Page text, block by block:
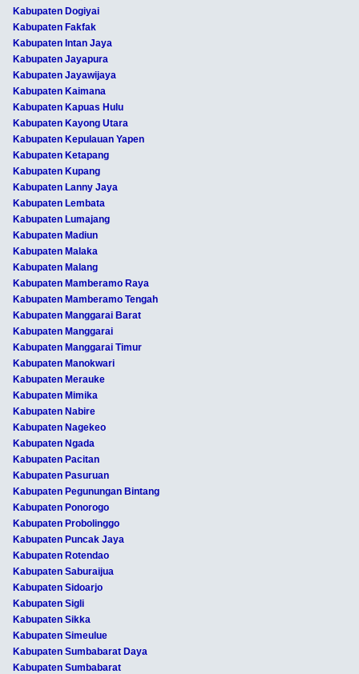
Kabupaten Dogiyai
Kabupaten Fakfak
Kabupaten Intan Jaya
Kabupaten Jayapura
Kabupaten Jayawijaya
Kabupaten Kaimana
Kabupaten Kapuas Hulu
Kabupaten Kayong Utara
Kabupaten Kepulauan Yapen
Kabupaten Ketapang
Kabupaten Kupang
Kabupaten Lanny Jaya
Kabupaten Lembata
Kabupaten Lumajang
Kabupaten Madiun
Kabupaten Malaka
Kabupaten Malang
Kabupaten Mamberamo Raya
Kabupaten Mamberamo Tengah
Kabupaten Manggarai Barat
Kabupaten Manggarai
Kabupaten Manggarai Timur
Kabupaten Manokwari
Kabupaten Merauke
Kabupaten Mimika
Kabupaten Nabire
Kabupaten Nagekeo
Kabupaten Ngada
Kabupaten Pacitan
Kabupaten Pasuruan
Kabupaten Pegunungan Bintang
Kabupaten Ponorogo
Kabupaten Probolinggo
Kabupaten Puncak Jaya
Kabupaten Rotendao
Kabupaten Saburaijua
Kabupaten Sidoarjo
Kabupaten Sigli
Kabupaten Sikka
Kabupaten Simeulue
Kabupaten Sumbabarat Daya
Kabupaten Sumbabarat